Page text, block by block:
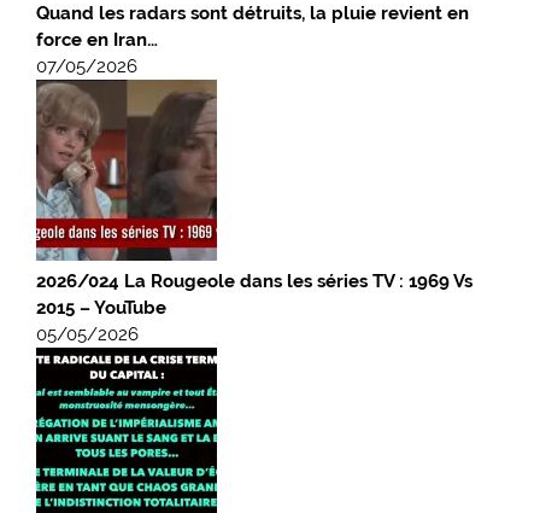
Quand les radars sont détruits, la pluie revient en
force en Iran…
07/05/2026
2026/024 La Rougeole dans les séries TV : 1969 Vs
2015 – YouTube
05/05/2026